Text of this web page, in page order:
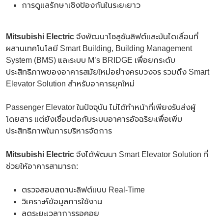
การดูแลรักษาเชิงป้องกันในระยะยาว
Mitsubishi Electric จึงพัฒนาโซลูชันลิฟต์และบันไดเลื่อนที่
ผสานเทคโนโลยี Smart Building, Building Management
System (BMS) และระบบ M’s BRIDGE เพื่อยกระดับ
ประสิทธิภาพของอาคารสมัยใหม่อย่างครบวงจร รวมถึง Smart
Elevator Solution สำหรับอาคารยุคใหม่
Passenger Elevator ในปัจจุบัน ไม่ได้ทำหน้าที่เพียงรับส่งผู้
โดยสาร แต่ยังเชื่อมต่อกับระบบอาคารอัจฉริยะเพื่อเพิ่ม
ประสิทธิภาพในการบริหารจัดการ
Mitsubishi Electric จึงได้พัฒนา Smart Elevator Solution ที่
ช่วยให้อาคารสามารถ:
ตรวจสอบสถานะลิฟต์แบบ Real-Time
วิเคราะห์ข้อมูลการใช้งาน
ลดระยะเวลาการรอคอย